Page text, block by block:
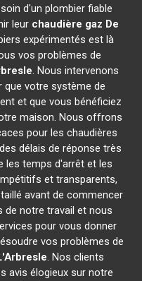
d'un plombier fiable
leur chaudière gaz De
expérimentés est là
vos problèmes de
. Nous intervenons
que votre système de
et que vous bénéficiez
maison. Nous offrons
pour les chaudières
délais de réponse très
les temps d'arrêt et les
et transparents,
avant de commencer
de notre travail et nous
pour vous donner
vos problèmes de
. Nos clients
avis élogieux sur notre